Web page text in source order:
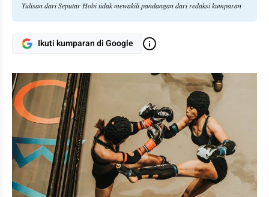
Tulisan dari Seputar Hobi tidak mewakili pandangan dari redaksi kumparan
Ikuti kumparan di Google